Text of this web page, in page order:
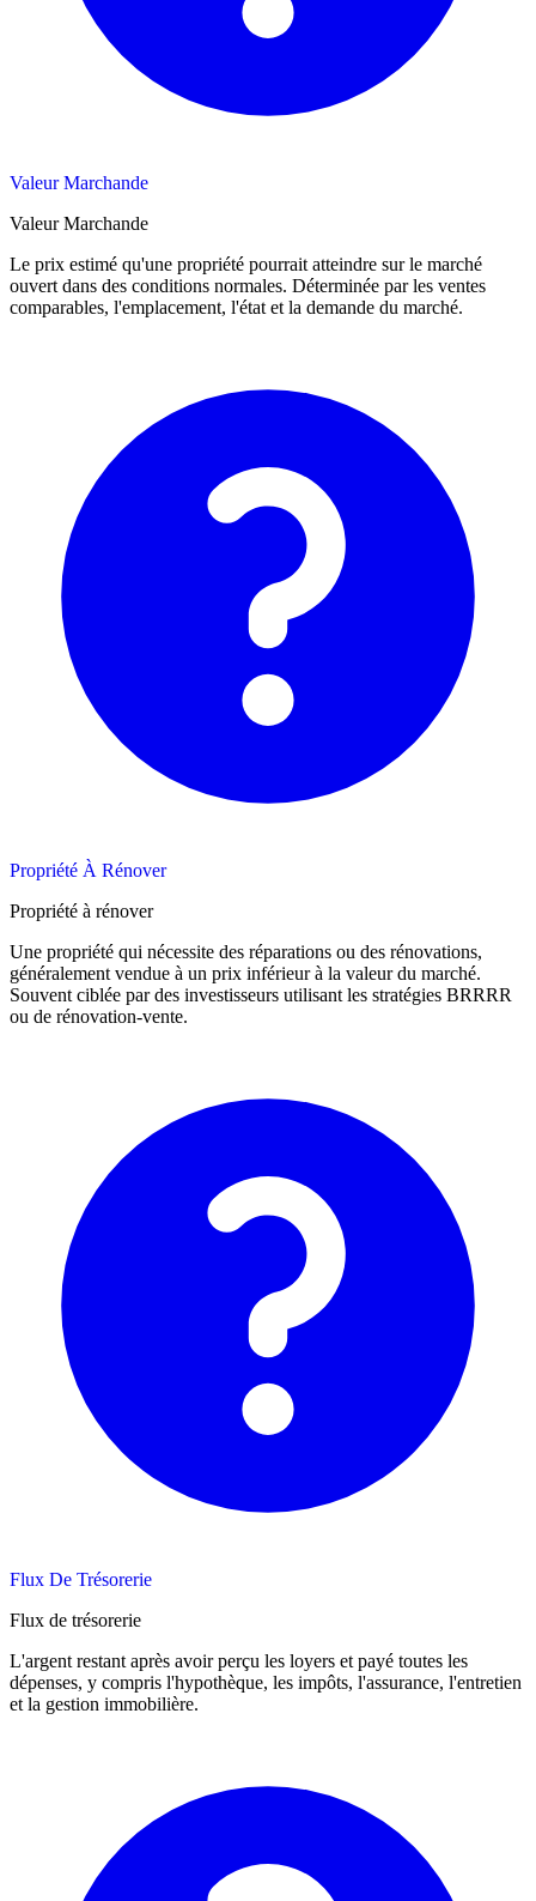
Valeur Marchande
Valeur Marchande
Le prix estimé qu'une propriété pourrait atteindre sur le marché
ouvert dans des conditions normales. Déterminée par les ventes
comparables, l'emplacement, l'état et la demande du marché.
Propriété À Rénover
Propriété à rénover
Une propriété qui nécessite des réparations ou des rénovations,
généralement vendue à un prix inférieur à la valeur du marché.
Souvent ciblée par des investisseurs utilisant les stratégies BRRRR
ou de rénovation-vente.
Flux De Trésorerie
Flux de trésorerie
L'argent restant après avoir perçu les loyers et payé toutes les
dépenses, y compris l'hypothèque, les impôts, l'assurance, l'entretien
et la gestion immobilière.